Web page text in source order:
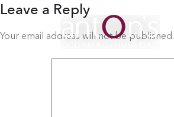
Leave a Reply
Your email address will not be published.